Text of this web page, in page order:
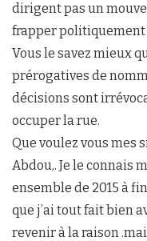
dirigent pas un
frapper politiquement
Vous le savez mieux
prérogatives de
décisions sont
occuper la rue.
Que voulez vous mes
Abdou,. Je le connais
ensemble de 2015 à
que j’ai tout fait bien
revenir à la raison